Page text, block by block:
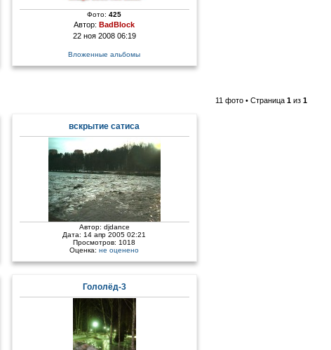
Фото:425
Автор:BadBlock
22 ноя 2008 06:19
Вложенные альбомы
11 фото • Страница1 из1
вскрытие сатиса
Автор: djdance
Дата: 14 апр 2005 02:21
Просмотров: 1018
Оценка:не оценено
Гололёд-3